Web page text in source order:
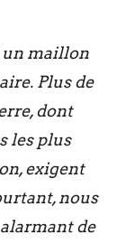
un maillon
Plus de
dont
les plus
exigent
nous
de